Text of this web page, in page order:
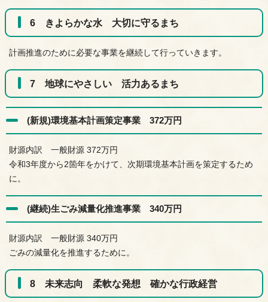
6 きよらかな水 大切に守るまち
計画推進のために必要な事業を継続して行っていきます。
7 地球にやさしい 活力あるまち
(新規)環境基本計画策定事業 372万円
財源内訳 一般財源 372万円
令和3年度から2箇年をかけて、次期環境基本計画を策定するため
に。
(継続)生ごみ減量化推進事業 340万円
財源内訳 一般財源 340万円
ごみの減量化を推進するために。
8 未来志向 柔軟な発想 確かな行政経営